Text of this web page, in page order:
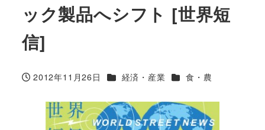
ック製品へシフト [世界短
信]
投稿日
2012年11月26日 カテゴリー
経済・産業 カテゴリー
食・農